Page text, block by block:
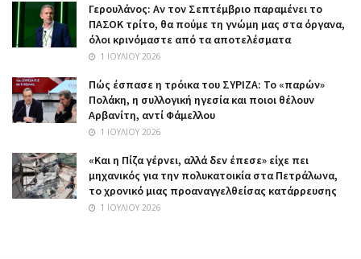
Γερουλάνος: Αν τον Σεπτέμβριο παραμένει το
ΠΑΣΟΚ τρίτο, θα πούμε τη γνώμη μας στα όργανα,
όλοι κρινόμαστε από τα αποτελέσματα
1 ΙΟΥΛΊΟΥ 2026
Πώς έσπασε η τρόικα του ΣΥΡΙΖΑ: Το «παρών»
Πολάκη, η συλλογική ηγεσία και ποιοι θέλουν
Αρβανίτη, αντί Φάμελλου
1 ΙΟΥΛΊΟΥ 2026
«Και η Πίζα γέρνει, αλλά δεν έπεσε» είχε πει
μηχανικός για την πολυκατοικία στα Πετράλωνα,
το χρονικό μιας προαναγγελθείσας κατάρρευσης
1 ΙΟΥΛΊΟΥ 2026